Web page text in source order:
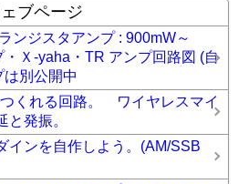
ブページ
ンジスタアンプ : 900mW～
Ｘ-yaha・TR アンプ回路図 (自
別公開中
くれる回路。 ワイヤレスマイ
と発振。
インを自作しよう。(AM/SSB